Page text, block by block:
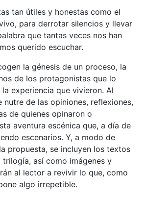
tan útiles y honestas como el
para derrotar silencios y llevar
que tantas veces nos han
querido escuchar.
la génesis de un proceso, la
de los protagonistas que lo
experiencia que vivieron. Al
nutre de las opiniones, reflexiones,
de quienes opinaron o
aventura escénica que, a día de
escenarios. Y, a modo de
propuesta, se incluyen los textos
trilogía, así como imágenes y
al lector a revivir lo que, como
algo irrepetible.